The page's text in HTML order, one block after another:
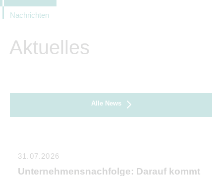
Nachrichten
Aktuelles
Alle News
31.07.2026
Unternehmensnachfolge: Darauf kommt